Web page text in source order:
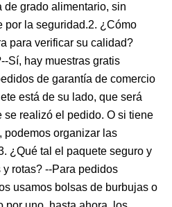
de grado alimentario, sin
por la seguridad.2. ¿Cómo
para verificar su calidad?
Sí, hay muestras gratis
de garantía de comercio
está de su lado, que será
se realizó el pedido. O si tiene
podemos organizar las
¿Qué tal el paquete seguro y
y rotas? --Para pedidos
usamos bolsas de burbujas o